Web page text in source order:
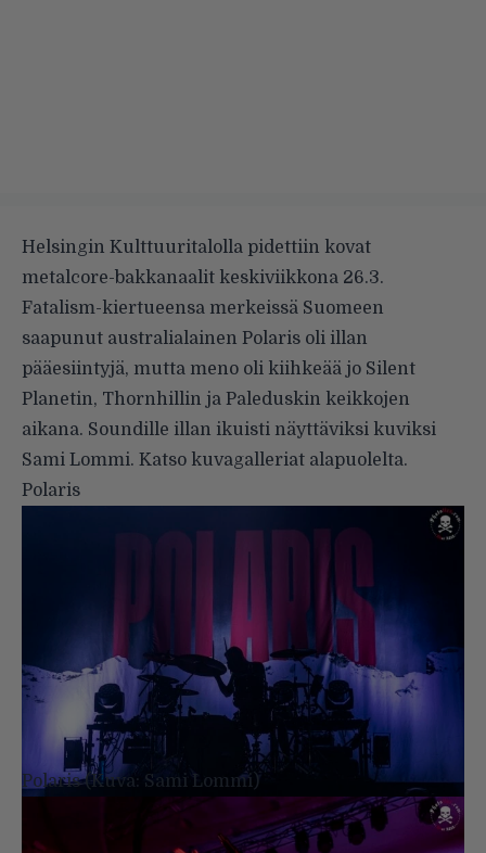
Helsingin Kulttuuritalolla pidettiin kovat
metalcore-bakkanaalit keskiviikkona 26.3.
Fatalism-kiertueensa merkeissä Suomeen
saapunut australialainen Polaris oli illan
pääesiintyjä, mutta meno oli kiihkeää jo Silent
Planetin, Thornhillin ja Paleduskin keikkojen
aikana. Soundille illan ikuisti näyttäviksi kuviksi
Sami Lommi. Katso kuvagalleriat alapuolelta.
Polaris
Polaris (Kuva: Sami Lommi)